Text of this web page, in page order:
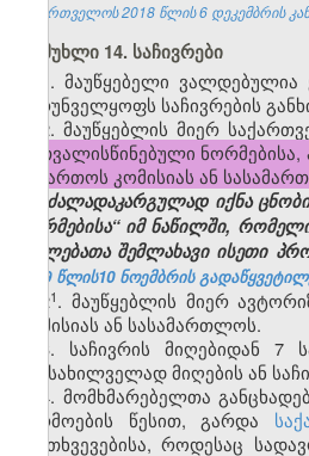
საქართველოს 2018 წლის 6 დეკემბრის
მუხლი 14. საჩივრები
1. მაუწყებელი
უზრუნველყოფს საჩივრების
2. მაუწყებლის მიერ
გათვალისწინებული
მიმართოს კომისიას ან
ძალადაკარგულად იქნა
ნორმებისა“ იმ ნაწილში,
უფლებათა შემლახავი ისეთი
2009 წლის10 ნოემბრის
2​1. მაუწყებლის მიერ
კომისიას ან სასამართლოს.
3. საჩივრის მიღებიდან 7
განსახილველად მიღების ან
4. მომხმარებელთა
წარმოების წესით, გარდა
შემთხვევებისა, როდესაც